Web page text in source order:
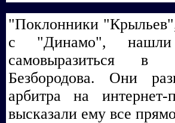
"Поклонники
с "Динамо",
самовыразиться в
Безбородова. Они
арбитра на
высказали ему все